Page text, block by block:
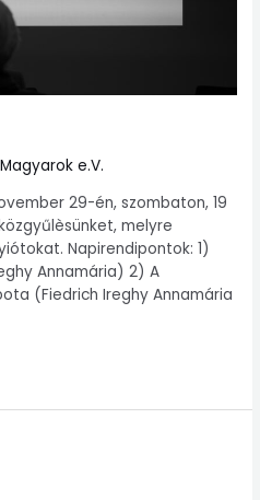
e.V.
29-én, szombaton, 19
melyre
Napirendipontok: 1)
Annamária) 2) A
(Fiedrich Ireghy Annamária